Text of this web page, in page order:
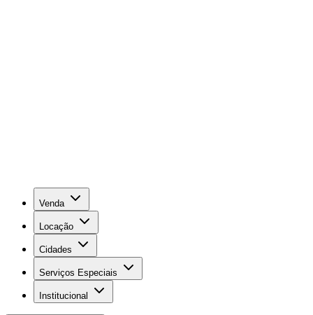
Venda
Locação
Cidades
Serviços Especiais
Institucional